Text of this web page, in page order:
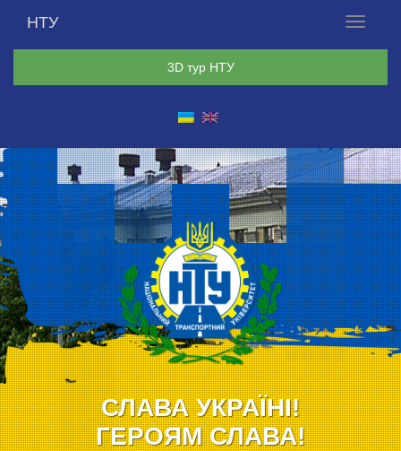
Меню
НТУ
3D тур НТУ
СЛАВА УКРАЇНІ!
ГЕРОЯМ СЛАВА!